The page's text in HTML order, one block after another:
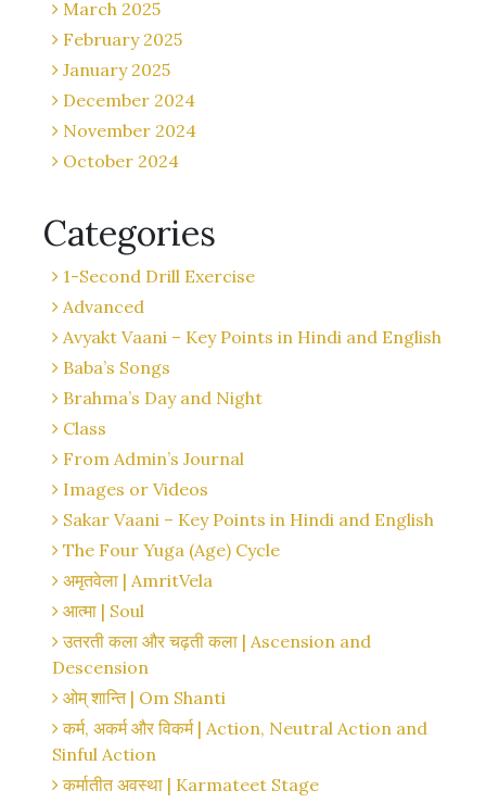
March 2025
February 2025
January 2025
December 2024
November 2024
October 2024
Categories
1-Second Drill Exercise
Advanced
Avyakt Vaani – Key Points in Hindi and English
Baba’s Songs
Brahma’s Day and Night
Class
From Admin’s Journal
Images or Videos
Sakar Vaani – Key Points in Hindi and English
The Four Yuga (Age) Cycle
अमृतवेला | AmritVela
आत्मा | Soul
उतरती कला और चढ़ती कला | Ascension and
Descension
ओम् शान्ति | Om Shanti
कर्म, अकर्म और विकर्म | Action, Neutral Action and
Sinful Action
कर्मातीत अवस्था | Karmateet Stage